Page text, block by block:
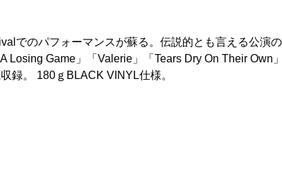
でのパフォーマンスが蘇る。伝説的とも言える公演
A Losing Game」「Valerie」「Tears Dry On Their
録。 180ｇBLACK VINYL仕様。